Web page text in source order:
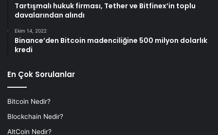
Tartışmalı hukuk firması, Tether ve Bitfinex’in toplu
davalarından alındı
Ekim 14, 2022
Binance’den Bitcoin madenciliğine 500 milyon dolarlık
kredi
En Çok Sorulanlar
Bitcoin Nedir?
Blockchain Nedir?
AltCoin Nedir?